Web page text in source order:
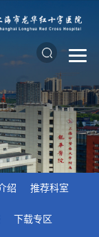
绍 推荐科室
下载专区